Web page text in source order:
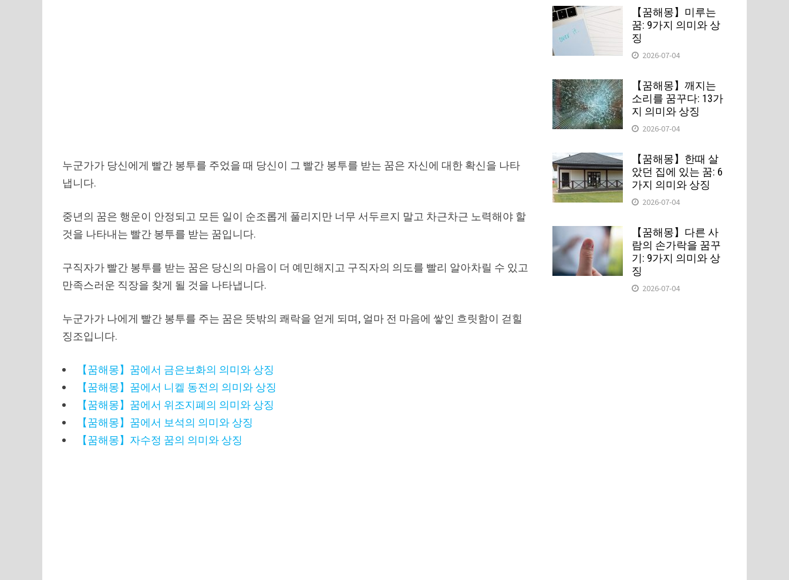
누군가가 당신에게 빨간 봉투를 주었을 때 당신이 그 빨간 봉투를 받는 꿈은 자신에 대한 확신을 나타
냅니다.
중년의 꿈은 행운이 안정되고 모든 일이 순조롭게 풀리지만 너무 서두르지 말고 차근차근 노력해야 할
것을 나타내는 빨간 봉투를 받는 꿈입니다.
구직자가 빨간 봉투를 받는 꿈은 당신의 마음이 더 예민해지고 구직자의 의도를 빨리 알아차릴 수 있고
만족스러운 직장을 찾게 될 것을 나타냅니다.
누군가가 나에게 빨간 봉투를 주는 꿈은 뜻밖의 쾌락을 얻게 되며, 얼마 전 마음에 쌓인 흐릿함이 걷힐
징조입니다.
【꿈해몽】꿈에서 금은보화의 의미와 상징
【꿈해몽】꿈에서 니켈 동전의 의미와 상징
【꿈해몽】꿈에서 위조지폐의 의미와 상징
【꿈해몽】꿈에서 보석의 의미와 상징
【꿈해몽】자수정 꿈의 의미와 상징
【꿈해몽】미루는
꿈: 9가지 의미와 상
징
2026-07-04
【꿈해몽】깨지는
소리를 꿈꾸다: 13가
지 의미와 상징
2026-07-04
【꿈해몽】한때 살
았던 집에 있는 꿈: 6
가지 의미와 상징
2026-07-04
【꿈해몽】다른 사
람의 손가락을 꿈꾸
기: 9가지 의미와 상
징
2026-07-04